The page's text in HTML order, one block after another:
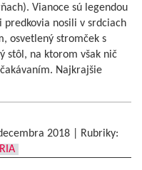
Vianoce sú legendou
predkovia nosili v srdciach
osvetlený stromček s
stôl, na ktorom však nič
Najkrajšie
2018
Rubriky: